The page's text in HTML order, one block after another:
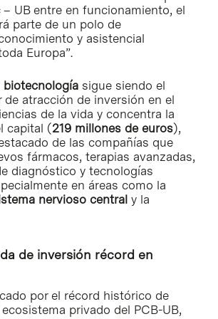
– UB entre en funcionamiento, el
parte de un polo de
y asistencial
Europa”.
biotecnologíasigue siendo el
atracción de inversión en el
de la vida y concentra la
capital (219 millones de euros),
de las compañías que
fármacos, terapias avanzadas,
diagnóstico y tecnologías
en áreas como la
nervioso centraly la
de inversión récord en
por el récord histórico de
privado del PCB-UB,